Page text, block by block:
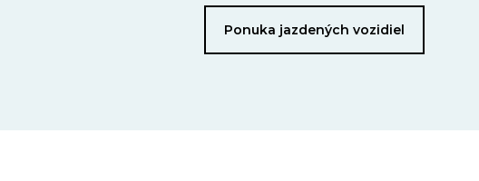
Ponuka jazdených vozidiel